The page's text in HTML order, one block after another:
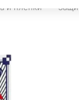
и пленки